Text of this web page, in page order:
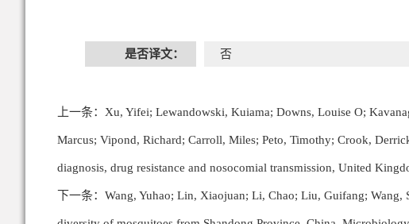
是否译文： 否
上一条： Xu, Yifei; Lewandowski, Kuiama; Downs, Louise O;
Marcus; Vipond, Richard; Carroll, Miles; Peto, Timothy; Crook,
diagnosis, drug resistance and nosocomial transmission, United
下一条： Wang, Yuhao; Lin, Xiaojuan; Li, Chao; Liu, Guifang;